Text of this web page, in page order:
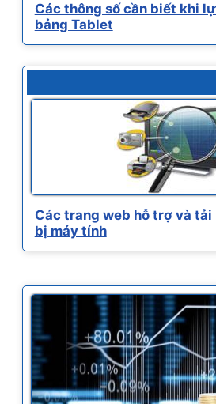
Các thông số cần biết khi
bảng Tablet
Các trang web hỗ trợ và
bị máy tính